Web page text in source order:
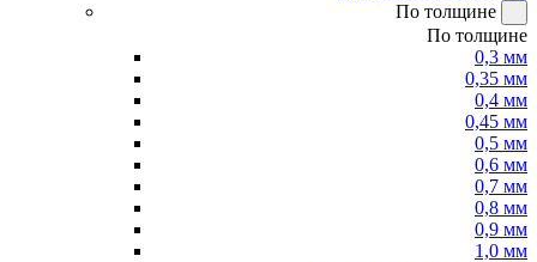
По толщине
По толщине
0,3 мм
0,35 мм
0,4 мм
0,45 мм
0,5 мм
0,6 мм
0,7 мм
0,8 мм
0,9 мм
1,0 мм